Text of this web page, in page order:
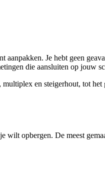
Je hebt geen
die aansluiten op jouw
en steigerhout, tot
wilt opbergen. De meest